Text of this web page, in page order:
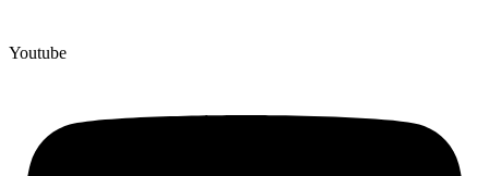
Youtube